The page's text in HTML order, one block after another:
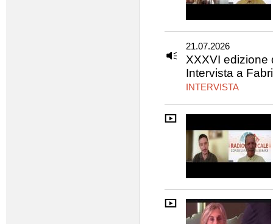
21.07.2026
XXXVI edizione
Intervista a
INTERVISTA